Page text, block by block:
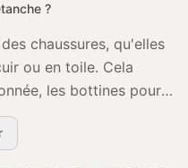
?
chaussures, qu'elles
ou en toile. Cela
les bottines pour
Pour rend...